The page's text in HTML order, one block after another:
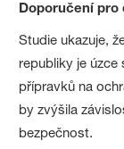
Doporučení pro
Studie ukazuje,
republiky je
přípravků na
by zvýšila
bezpečnost.